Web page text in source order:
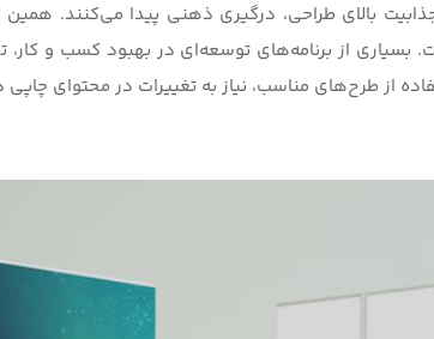
جذابیت بالای طراحی، درگیری ذهنی پیدا می‌کنند.
بسیاری از برنامه‌های توسعه‌ای در بهبود کسب و کار،
از طرح‌های مناسب، نیاز به تغییرات در محتوای چاپی